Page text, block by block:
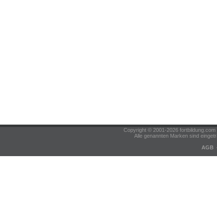
Copyright © 2001-2026
Alle genannten Marken sind
AGB